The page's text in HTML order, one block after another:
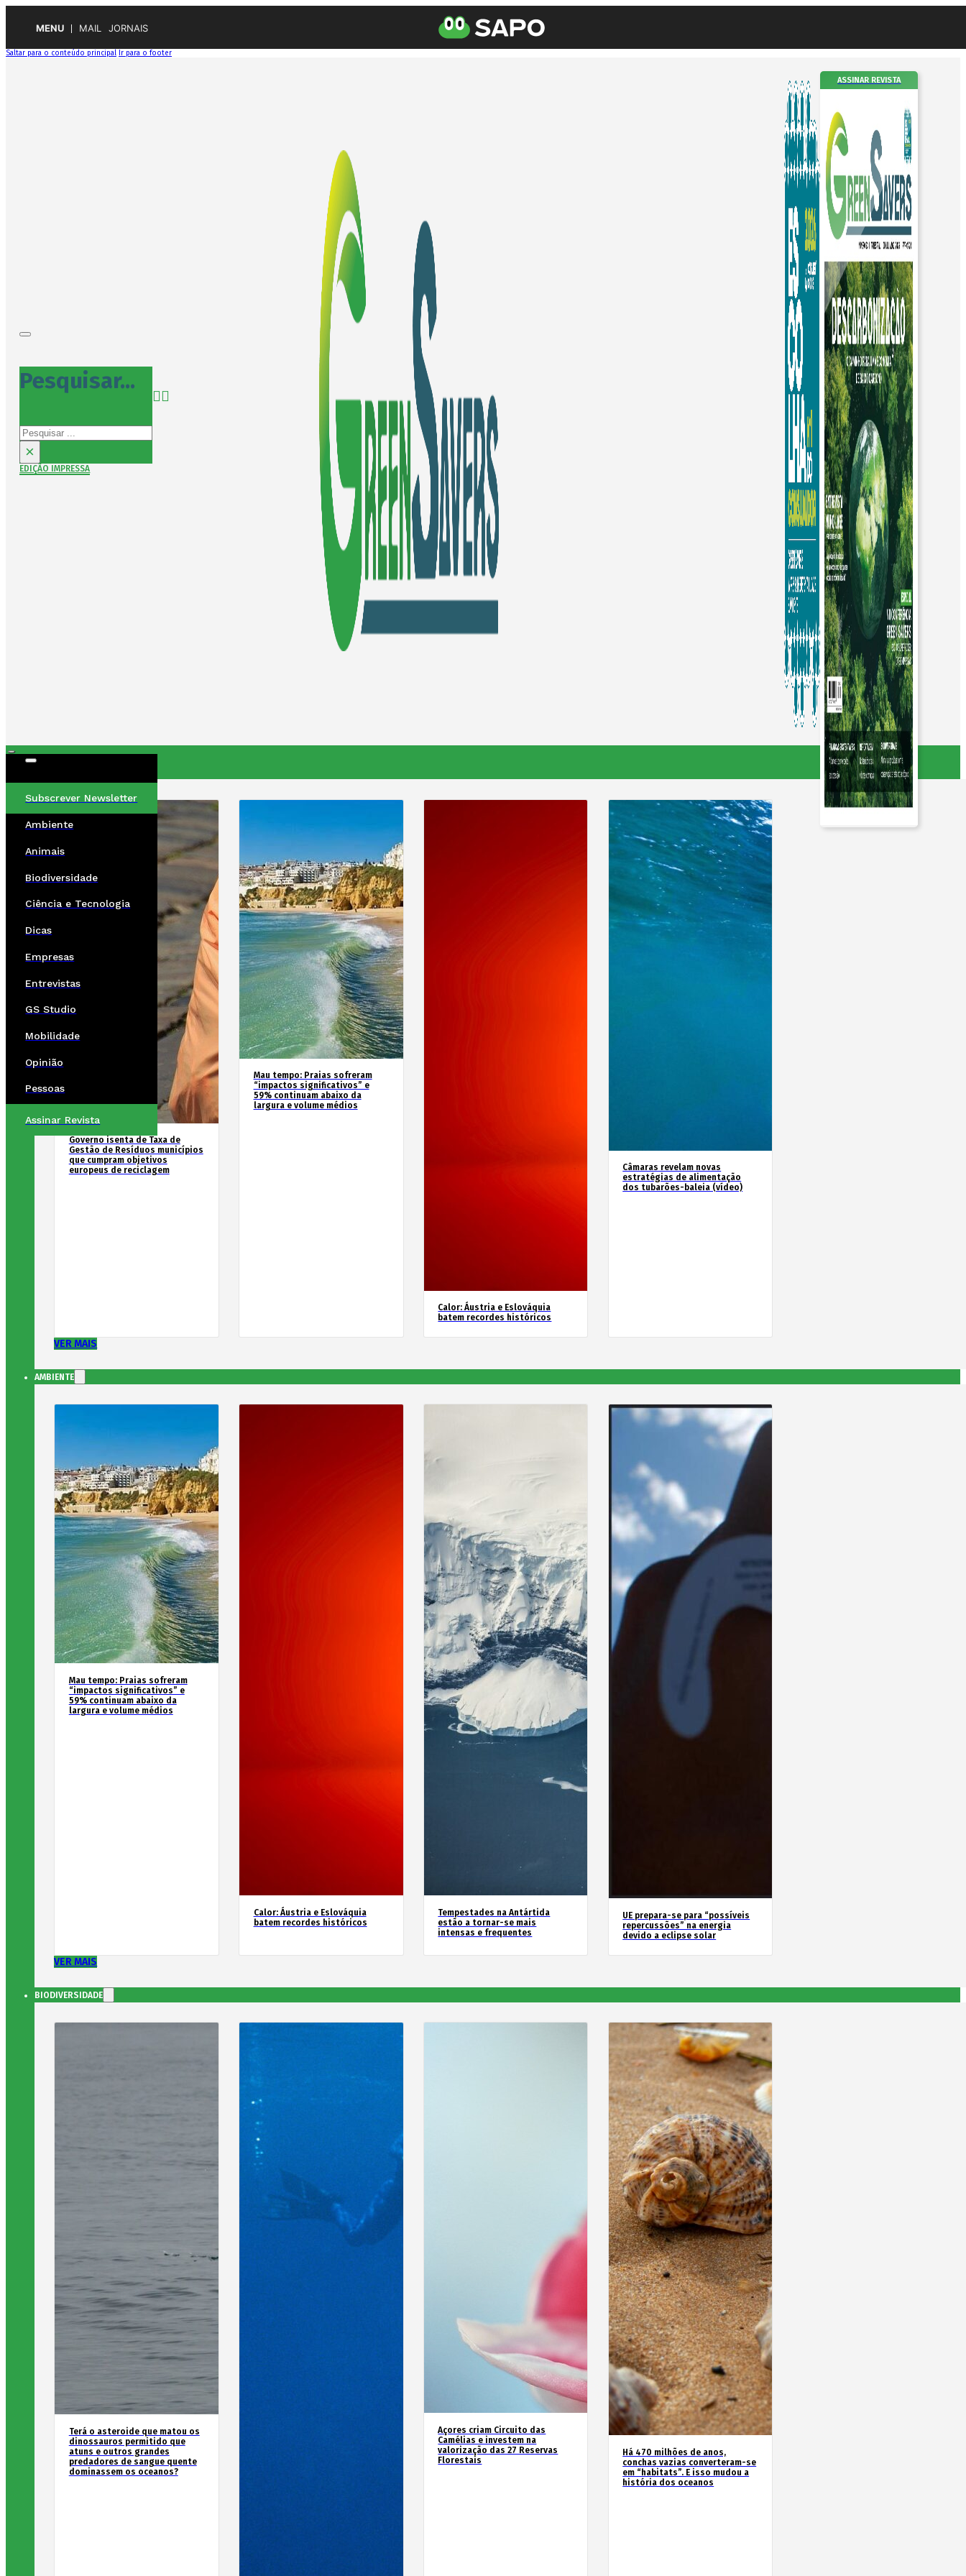
MENU MAIL JORNAIS
Saltar para o conteúdo principal Ir para o footer
Pesquisar...
Pesquisar
×
EDIÇÃO IMPRESSA
ASSINAR REVISTA
Subscrever Newsletter
Ambiente
Animais
Biodiversidade
Ciência e Tecnologia
Dicas
Empresas
Entrevistas
GS Studio
Mobilidade
Opinião
Pessoas
Assinar Revista
Governo isenta de Taxa de
Gestão de Resíduos municípios
que cumpram objetivos
europeus de reciclagem
Mau tempo: Praias sofreram
“impactos significativos” e
59% continuam abaixo da
largura e volume médios
Calor: Áustria e Eslováquia
batem recordes históricos
Câmaras revelam novas
estratégias de alimentação
dos tubarões-baleia (vídeo)
VER MAIS
AMBIENTE
Mau tempo: Praias sofreram
“impactos significativos” e
59% continuam abaixo da
largura e volume médios
Calor: Áustria e Eslováquia
batem recordes históricos
Tempestades na Antártida
estão a tornar-se mais
intensas e frequentes
UE prepara-se para “possíveis
repercussões” na energia
devido a eclipse solar
VER MAIS
BIODIVERSIDADE
Terá o asteroide que matou os
dinossauros permitido que
atuns e outros grandes
predadores de sangue quente
dominassem os oceanos?
Açores criam Circuito das
Camélias e investem na
valorização das 27 Reservas
Florestais
Há 470 milhões de anos,
conchas vazias converteram-se
em “habitats”. E isso mudou a
história dos oceanos